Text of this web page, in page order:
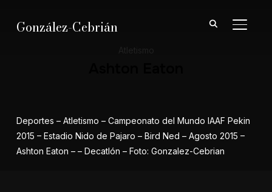
González-Cebrián
Deportes – Atletismo – Campeonato del Mundo IAAF Pekin
2015 – Estadio Nido de Pajaro – Bird Ned – Agosto 2015 –
Ashton Eaton – – Decatlón – Foto: Gonzalez-Cebrian